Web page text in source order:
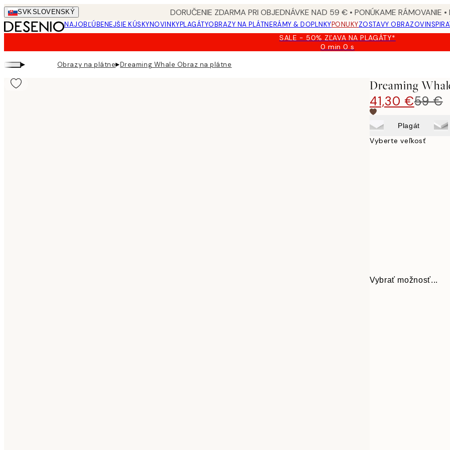
Skip
to
main
SVKSLOVENSKÝ DORUČENIE ZDARMA PRI OBJEDNÁVKE NAD 59 € • PONÚKAME RÁMOVANIE
NAJOBĽÚBENEJŠIE KÚSKYNOVINKYPLAGÁTYOBRAZY NA PLÁTNERÁMY & DOPLNKYPONUKYZOSTAVY OBRAZOV
SALE - 50% ZĽAVA NA PLAGÁTY*
0 min0 s
Platné
▸ Obrazy na plátne▸Dreaming Whale Obraz na plátne
Dreaming
41,30 €59 €
Plagát
Vyberte veľkosť
Vybrať možnosť...